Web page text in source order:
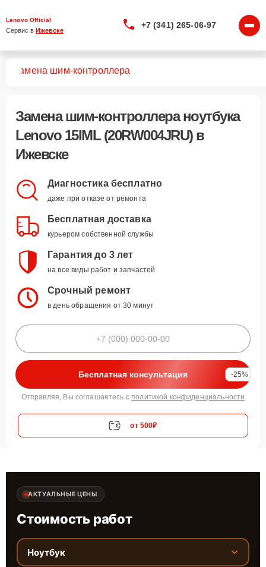
Lenovo Official
Сервис в Ижевске
+7 (341) 265-06-97
Замена шим-контроллера
Замена шим-контроллера ноутбука
Lenovo 15IML (20RW004JRU) в
Ижевске
Диагностика бесплатно
даже при отказе от ремонта
Бесплатная доставка
курьером собственной службы
Гарантия до 3 лет
на все виды работ и запчастей
Срочный ремонт
в день обращения от 30 минут
Бесплатная консультация -25%
Отправляя, Вы соглашаетесь с политикой конфиденциальности
от 500₽
АКТУАЛЬНЫЕ ЦЕНЫ
Стоимость работ
Ноутбук